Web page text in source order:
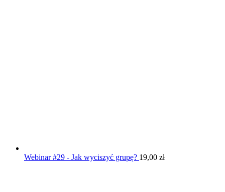
Webinar #29 - Jak wyciszyć grupę? 19,00 zł